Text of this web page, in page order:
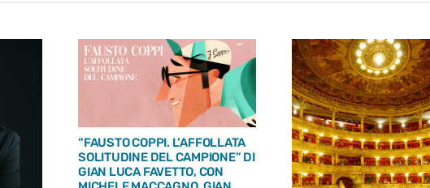
“FAUSTO COPPI. L’AFFOLLATA
SOLITUDINE DEL CAMPIONE” DI
GIAN LUCA FAVETTO, CON